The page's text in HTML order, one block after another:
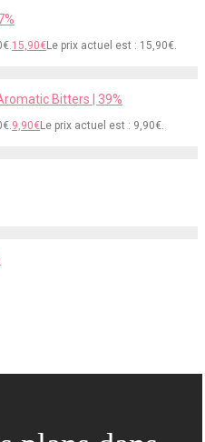
15,90€Le prix actuel est : 15,90€.
Bitters | 39%
9,90€Le prix actuel est : 9,90€.